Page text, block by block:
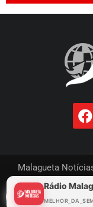
Malagueta
Rádio